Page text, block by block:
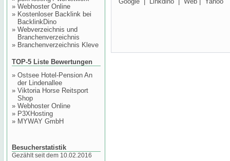
» Webhoster Online
» Kostenloser Backlink bei
BacklinkDino
» Webverzeichnis und
Branchenverzeichnis
» Branchenverzeichnis Kleve
TOP-5 Liste Bewertungen
» Ostsee Hotel-Pension An
der Lindenallee
» Viktoria Horse Reitsport
Shop
» Webhoster Online
» P3XHosting
» MYWAY GmbH
Besucherstatistik
Gezählt seit dem 10.02.2016